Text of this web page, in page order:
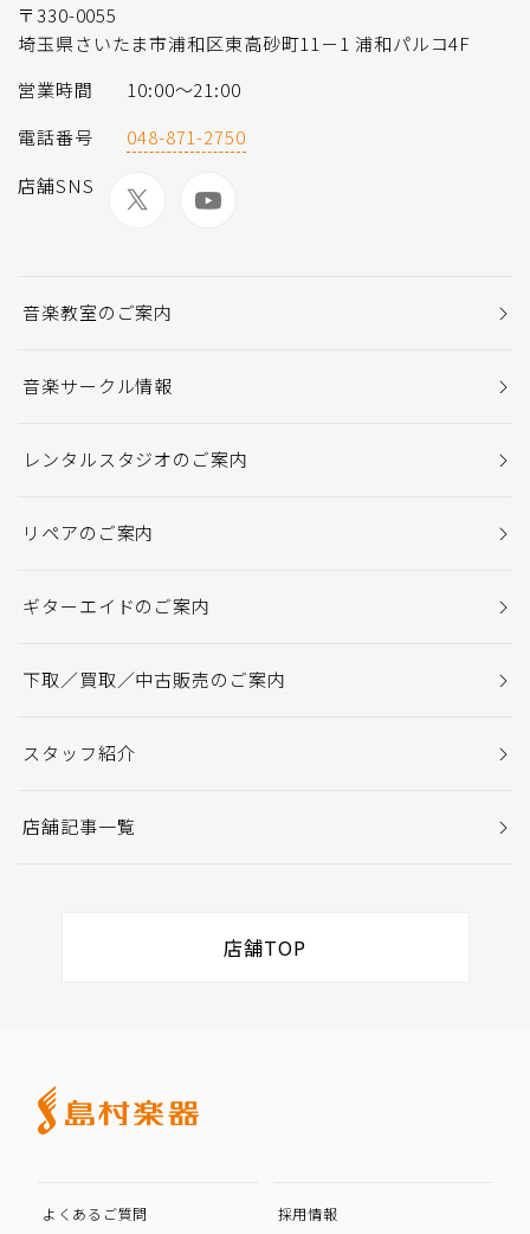
〒330-0055
埼玉県さいたま市浦和区東高砂町11－1 浦和パルコ4F
営業時間
10:00〜21:00
電話番号
048-871-2750
店舗SNS
音楽教室のご案内
音楽サークル情報
レンタルスタジオのご案内
リペアのご案内
ギターエイドのご案内
下取／買取／中古販売のご案内
スタッフ紹介
店舗記事一覧
店舗TOP
よくあるご質問 採用情報